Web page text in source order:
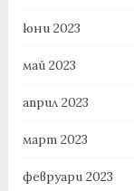
юни 2023
май 2023
април 2023
март 2023
февруари 2023